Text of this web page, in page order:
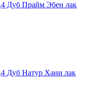
Дуб Прайм Эбен лак
Дуб Натур Хани лак